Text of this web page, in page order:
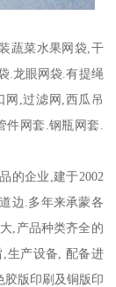
蔬菜水果网袋,干
.龙眼网袋.有提绳
网,过滤网,西瓜吊
网套.钢瓶网套.
的企业,建于2002
边.多年来承蒙各
,产品种类齐全的
生产设备, 配备进
胶版印刷及铜版印